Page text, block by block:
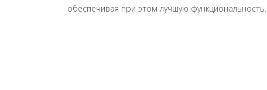
обеспечивая при этом лучшую функциональность.